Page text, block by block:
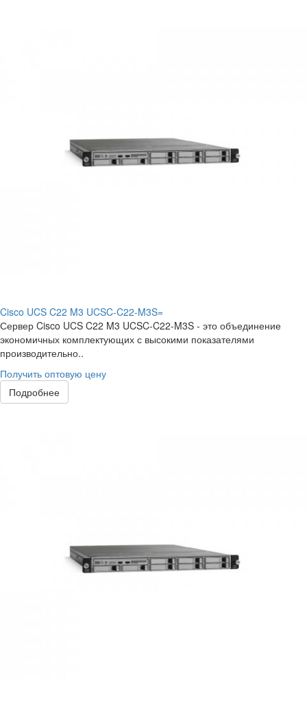
Cisco UCS C22 M3 UCSC-C22-M3S=
Сервер Cisco UCS C22 M3 UCSC-C22-M3S - это объединение
экономичных комплектующих с высокими показателями
производительно..
Получить оптовую цену
Подробнее